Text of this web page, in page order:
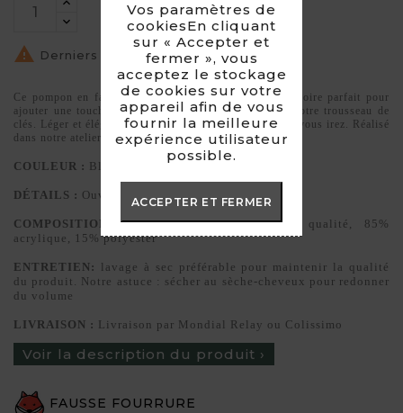
Vos paramètres de
cookiesEn cliquant
sur « Accepter et
fermer », vous
acceptez le stockage
de cookies sur votre
appareil afin de vous
fournir la meilleure
expérience utilisateur
possible.
ACCEPTER ET FERMER
 Derniers articles en stock
Ce pompon en fausse fourrure toute douce est l'accessoire parfait pour
ajouter une touche de style à votre sac à main ou à votre trousseau de
clés. Léger et élégant, il vous accompagnera partout où vous irez. Réalisé
dans notre atelier à Templeuve, en France
COULEUR : Bleu pétrole
DÉTAILS : Ouverture par un mousqueton
COMPOSITION :Fausse fourrure de haute qualité, 85%
acrylique, 15% polyester
ENTRETIEN: lavage à sec préférable pour maintenir la qualité
du produit. Notre astuce : sécher au sèche-cheveux pour redonner
du volume
LIVRAISON : Livraison par Mondial Relay ou Colissimo
Voir la description du produit ›
FAUSSE FOURRURE